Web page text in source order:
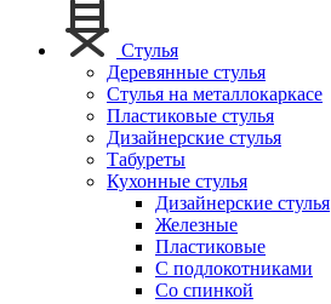
Стулья
Деревянные стулья
Стулья на металлокаркасе
Пластиковые стулья
Дизайнерские стулья
Табуреты
Кухонные стулья
Дизайнерские стулья
Железные
Пластиковые
С подлокотниками
Со спинкой